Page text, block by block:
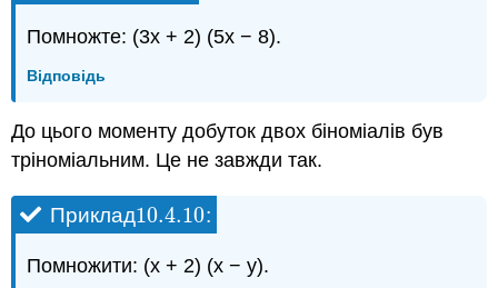
Помножте: (3x + 2) (5x − 8).
Відповідь
До цього моменту добуток двох біноміалів був
тріноміальним. Це не завжди так.
Приклад10.4.10
10.4.10:
Помножити: (x + 2) (x − y).